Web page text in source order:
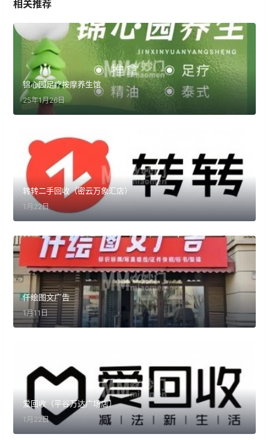
相关推荐
锦心园足疗按摩养生馆
25年1月26日
转转二手回收（密云万象汇店）
1月22日
仟绘图文广告
1月11日
爱回收（平谷万达广场店）
1月22日